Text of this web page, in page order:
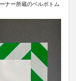
ナー所蔵のベルボトム